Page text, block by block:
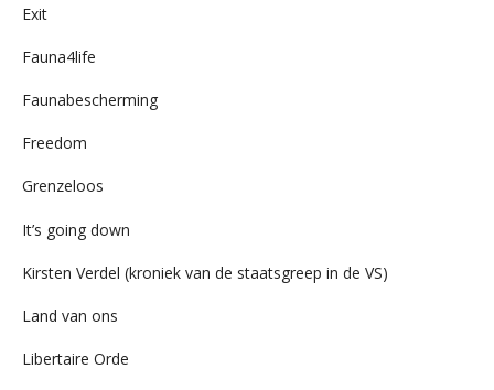
Exit
Fauna4life
Faunabescherming
Freedom
Grenzeloos
It’s going down
Kirsten Verdel (kroniek van de staatsgreep in de VS)
Land van ons
Libertaire Orde